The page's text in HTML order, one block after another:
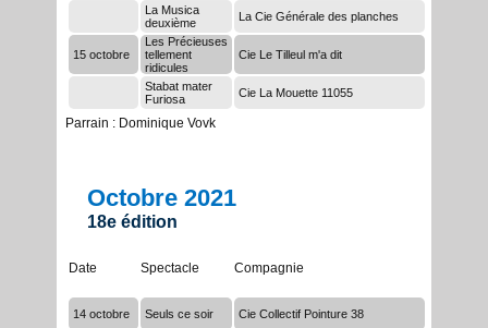
La Musica
deuxième
La Cie Générale des planches
15 octobre
Les Précieuses
tellement
ridicules
Cie Le Tilleul m'a dit
Stabat mater
Furiosa
Cie La Mouette 11055
Parrain : Dominique Vovk
Octobre 2021
18e édition
Date Spectacle Compagnie
14 octobre Seuls ce soir Cie Collectif Pointure 38